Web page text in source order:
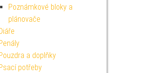
Poznámkové bloky a
plánovače
a doplňky
potřeby